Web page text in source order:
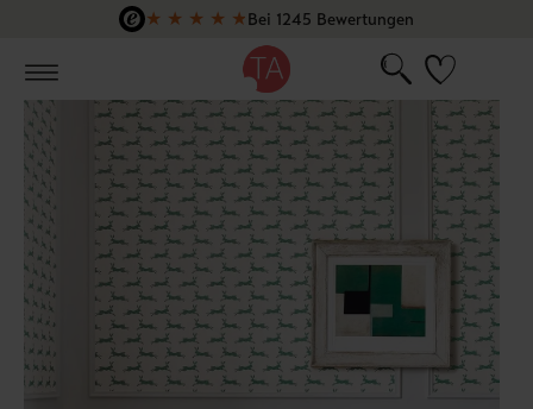
Zum Hauptinhalt springen
★ ★ ★ ★ ★Bei 1245 Bewertungen